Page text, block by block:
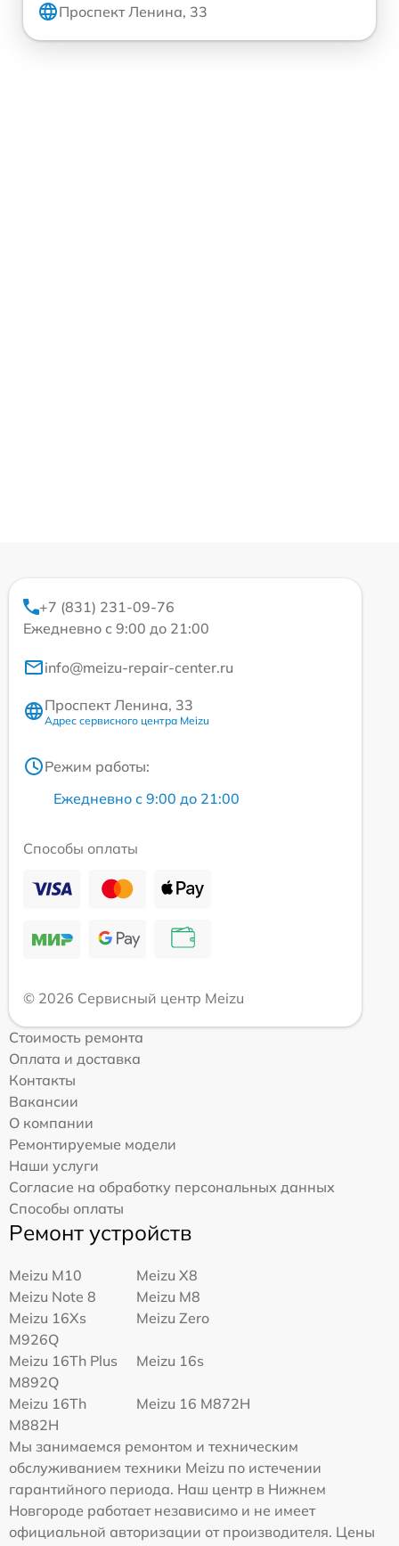
Проспект Ленина, 33
+7 (831) 231-09-76
Ежедневно с 9:00 до 21:00
info@meizu-repair-center.ru
Проспект Ленина, 33
Адрес сервисного центра Meizu
Режим работы:
Ежедневно с 9:00 до 21:00
Способы оплаты
© 2026 Сервисный центр Meizu
Стоимость ремонта
Оплата и доставка
Контакты
Вакансии
О компании
Ремонтируемые модели
Наши услуги
Согласие на обработку персональных данных
Способы оплаты
Ремонт устройств
Meizu M10
Meizu X8
Meizu Note 8
Meizu M8
Meizu 16Xs
M926Q
Meizu Zero
Meizu 16Th Plus
M892Q
Meizu 16s
Meizu 16Th
M882H
Meizu 16 M872H
Мы занимаемся ремонтом и техническим
обслуживанием техники Meizu по истечении
гарантийного периода. Наш центр в Нижнем
Новгороде работает независимо и не имеет
официальной авторизации от производителя. Цены